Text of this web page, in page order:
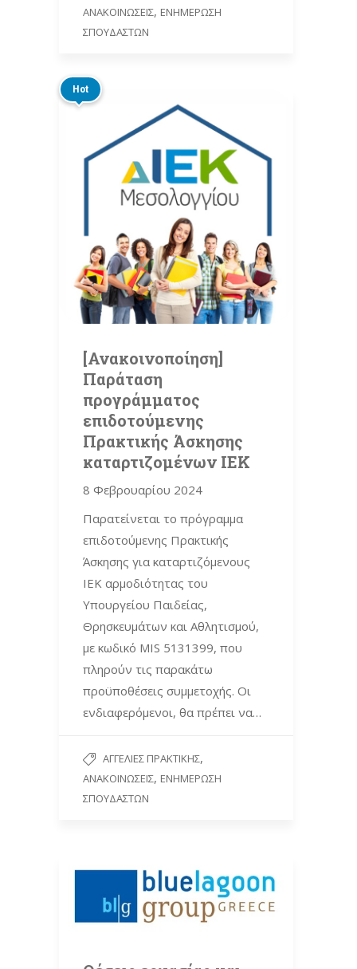
ΑΝΑΚΟΙΝΏΣΕΙΣ, ΕΝΗΜΈΡΩΣΗ
ΣΠΟΥΔΑΣΤΏΝ
Hot
[Ανακοινοποίηση]
Παράταση
προγράμματος
επιδοτούμενης
Πρακτικής Άσκησης
καταρτιζομένων ΙΕΚ
8 Φεβρουαρίου 2024
Παρατείνεται το πρόγραμμα
επιδοτούμενης Πρακτικής
Άσκησης για καταρτιζόμενους
ΙΕΚ αρμοδιότητας του
Υπουργείου Παιδείας,
Θρησκευμάτων και Αθλητισμού,
με κωδικό MIS 5131399, που
πληρούν τις παρακάτω
προϋποθέσεις συμμετοχής. Οι
ενδιαφερόμενοι, θα πρέπει να…
ΑΓΓΕΛΊΕΣ ΠΡΑΚΤΙΚΉΣ,
ΑΝΑΚΟΙΝΏΣΕΙΣ, ΕΝΗΜΈΡΩΣΗ
ΣΠΟΥΔΑΣΤΏΝ